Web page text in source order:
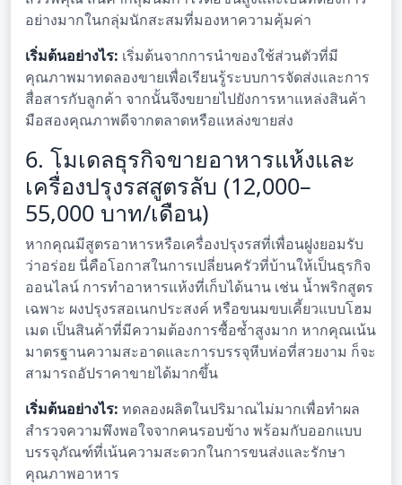
อย่างมากในกลุ่มนักสะสมที่มองหาความคุ้มค่า
เริ่มต้นอย่างไร: เริ่มต้นจากการนำของใช้ส่วนตัวที่มี
คุณภาพมาทดลองขายเพื่อเรียนรู้ระบบการจัดส่งและการ
สื่อสารกับลูกค้า จากนั้นจึงขยายไปยังการหาแหล่งสินค้า
มือสองคุณภาพดีจากตลาดหรือแหล่งขายส่ง
6. โมเดลธุรกิจขายอาหารแห้งและ
เครื่องปรุงรสสูตรลับ (12,000–
55,000 บาท/เดือน)
หากคุณมีสูตรอาหารหรือเครื่องปรุงรสที่เพื่อนฝูงยอมรับ
ว่าอร่อย นี่คือโอกาสในการเปลี่ยนครัวที่บ้านให้เป็นธุรกิจ
ออนไลน์ การทำอาหารแห้งที่เก็บได้นาน เช่น น้ำพริกสูตร
เฉพาะ ผงปรุงรสอเนกประสงค์ หรือขนมขบเคี้ยวแบบโฮม
เมด เป็นสินค้าที่มีความต้องการซื้อซ้ำสูงมาก หากคุณเน้น
มาตรฐานความสะอาดและการบรรจุหีบห่อที่สวยงาม ก็จะ
สามารถอัปราคาขายได้มากขึ้น
เริ่มต้นอย่างไร: ทดลองผลิตในปริมาณไม่มากเพื่อทำผล
สำรวจความพึงพอใจจากคนรอบข้าง พร้อมกับออกแบบ
บรรจุภัณฑ์ที่เน้นความสะดวกในการขนส่งและรักษา
คุณภาพอาหาร